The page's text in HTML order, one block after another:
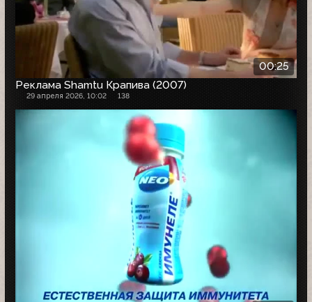
00:25
Реклама Shamtu Крапива (2007)
29 апреля 2026, 10:02 138